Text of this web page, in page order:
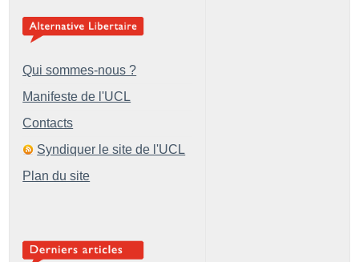
Qui sommes-nous ?
Manifeste de l'UCL
Contacts
Syndiquer le site de l'UCL
Plan du site